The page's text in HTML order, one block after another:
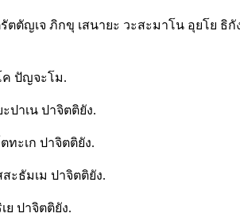
ตตัญเจ ภิกขุ เสนายะ วะสะมาโน อุยโย ธิ
ค ปัญจะโม.
ปาเน ปาจิตติยัง.
ทะเก ปาจิตติยัง.
ะธัมเม ปาจิตติยัง.
ย ปาจิตติยัง.